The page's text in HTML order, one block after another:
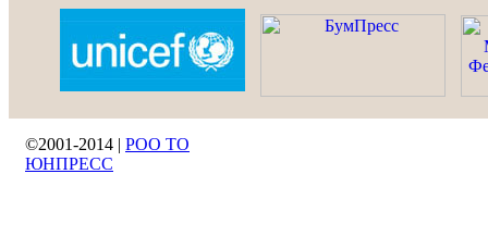
©2001-2014 | РОО ТО
ЮНПРЕСС